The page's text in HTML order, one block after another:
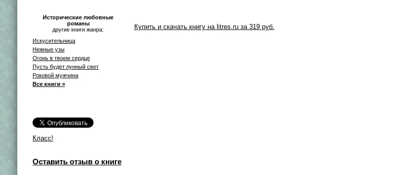
Исторические любовные
романы
другие книги жанра:
Искусительница
Нежные узы
Огонь в твоем сердце
Пусть будет лунный свет
Роковой мужчина
Все книги »
Класс!
Купить и скачать книгу на litres.ru за 319 руб.
Оставить отзыв о книге